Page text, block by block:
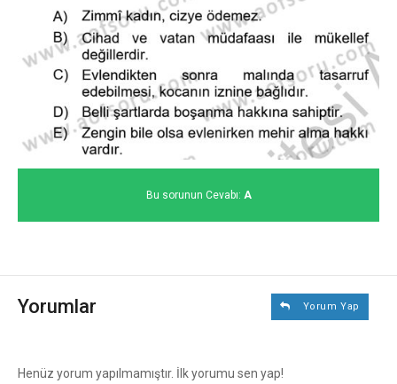
Bu sorunun Cevabı: A
Yorumlar Yorum Yap
Henüz yorum yapılmamıştır. İlk yorumu sen yap!